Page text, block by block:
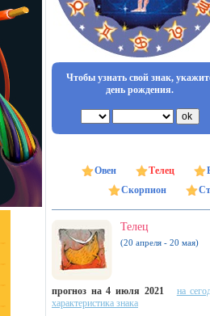
Чтобы узнать свой знак,
день рождения.
Овен Телец
Скорпион
Телец
(20 апреля - 20 мая)
прогноз на 4 июля 2021
на
характеристика знака